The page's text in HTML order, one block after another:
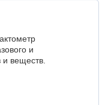
и
и веществ.